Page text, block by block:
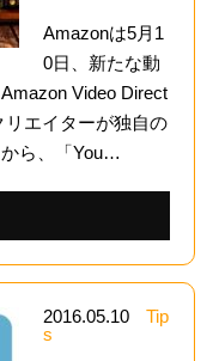
Amazonは5月1
0日、新たな動
Video Direct
リエイターが独自の
ら、「You…
2016.05.10
Tip
s